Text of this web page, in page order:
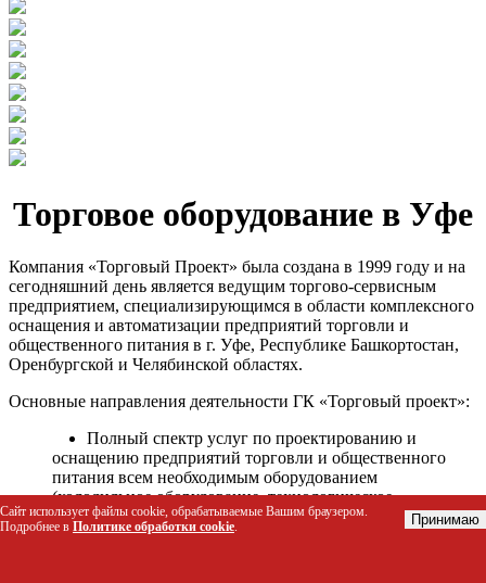
Торговое оборудование в Уфе
Компания «Торговый Проект» была создана в 1999 году и на
сегодняшний день является ведущим торгово-сервисным
предприятием, специализирующимся в области комплексного
оснащения и автоматизации предприятий торговли и
общественного питания в г. Уфе, Республике Башкортостан,
Оренбургской и Челябинской областях.
Основные направления деятельности ГК «Торговый проект»:
Полный спектр услуг по проектированию и
оснащению предприятий торговли и общественного
питания всем необходимым оборудованием
(холодильное оборудование, технологическое
оборудование, стеллажное оборудование и т.д.);
Автоматизация торговых процессов и внедрения
Сайт использует файлы cookie, обрабатываемые Вашим браузером.
Подробнее в Политике обработки cookie. Принимаю